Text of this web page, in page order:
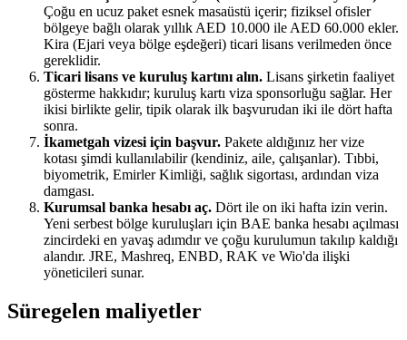
Çoğu en ucuz paket esnek masaüstü içerir; fiziksel ofisler
bölgeye bağlı olarak yıllık AED 10.000 ile AED 60.000 ekler.
Kira (Ejari veya bölge eşdeğeri) ticari lisans verilmeden önce
gereklidir.
Ticari lisans ve kuruluş kartını alın. Lisans şirketin faaliyet
gösterme hakkıdır; kuruluş kartı viza sponsorluğu sağlar. Her
ikisi birlikte gelir, tipik olarak ilk başvurudan iki ile dört hafta
sonra.
İkametgah vizesi için başvur. Pakete aldığınız her vize
kotası şimdi kullanılabilir (kendiniz, aile, çalışanlar). Tıbbi,
biyometrik, Emirler Kimliği, sağlık sigortası, ardından viza
damgası.
Kurumsal banka hesabı aç. Dört ile on iki hafta izin verin.
Yeni serbest bölge kuruluşları için BAE banka hesabı açılması
zincirdeki en yavaş adımdır ve çoğu kurulumun takılıp kaldığı
alandır. JRE, Mashreq, ENBD, RAK ve Wio'da ilişki
yöneticileri sunar.
Süregelen maliyetler